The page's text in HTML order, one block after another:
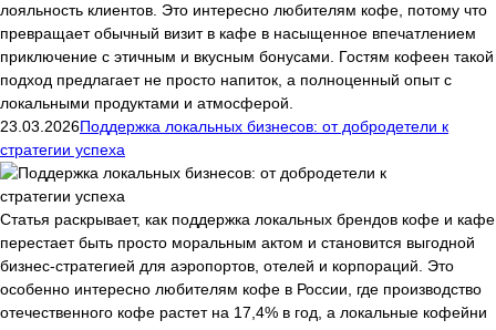
лояльность клиентов. Это интересно любителям кофе, потому что
превращает обычный визит в кафе в насыщенное впечатлением
приключение с этичным и вкусным бонусами. Гостям кофеен такой
подход предлагает не просто напиток, а полноценный опыт с
локальными продуктами и атмосферой.
23.03.2026Поддержка локальных бизнесов: от добродетели к
стратегии успеха
Статья раскрывает, как поддержка локальных брендов кофе и кафе
перестает быть просто моральным актом и становится выгодной
бизнес-стратегией для аэропортов, отелей и корпораций. Это
особенно интересно любителям кофе в России, где производство
отечественного кофе растет на 17,4% в год, а локальные кофейни